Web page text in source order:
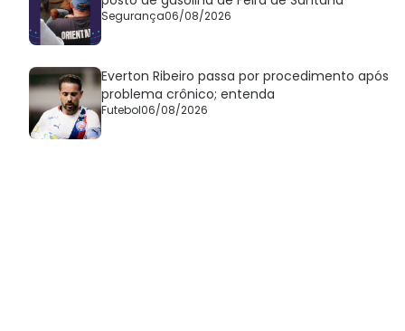
Segurança06/08/2026
Everton Ribeiro passa por procedimento após
problema crônico; entenda
Futebol06/08/2026